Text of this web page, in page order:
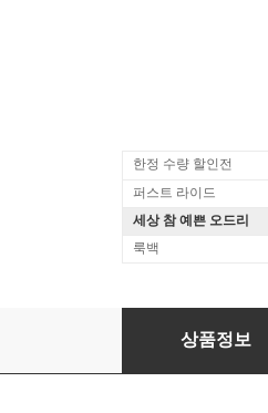
한정 수량 할인전
퍼스트 라이드
세상 참 예쁜 오드리
룩백
Thibault Noally
상품정보